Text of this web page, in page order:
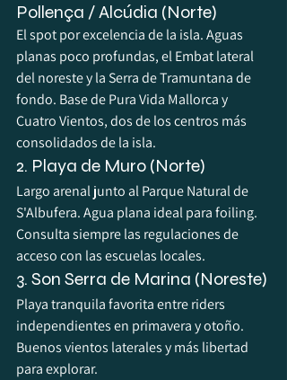
Pollença / Alcúdia (Norte)
El spot por excelencia de la isla. Aguas
planas poco profundas, el Embat lateral
del noreste y la Serra de Tramuntana de
fondo. Base de Pura Vida Mallorca y
Cuatro Vientos, dos de los centros más
consolidados de la isla.
2. Playa de Muro (Norte)
Largo arenal junto al Parque Natural de
S'Albufera. Agua plana ideal para foiling.
Consulta siempre las regulaciones de
acceso con las escuelas locales.
3. Son Serra de Marina (Noreste)
Playa tranquila favorita entre riders
independientes en primavera y otoño.
Buenos vientos laterales y más libertad
para explorar.